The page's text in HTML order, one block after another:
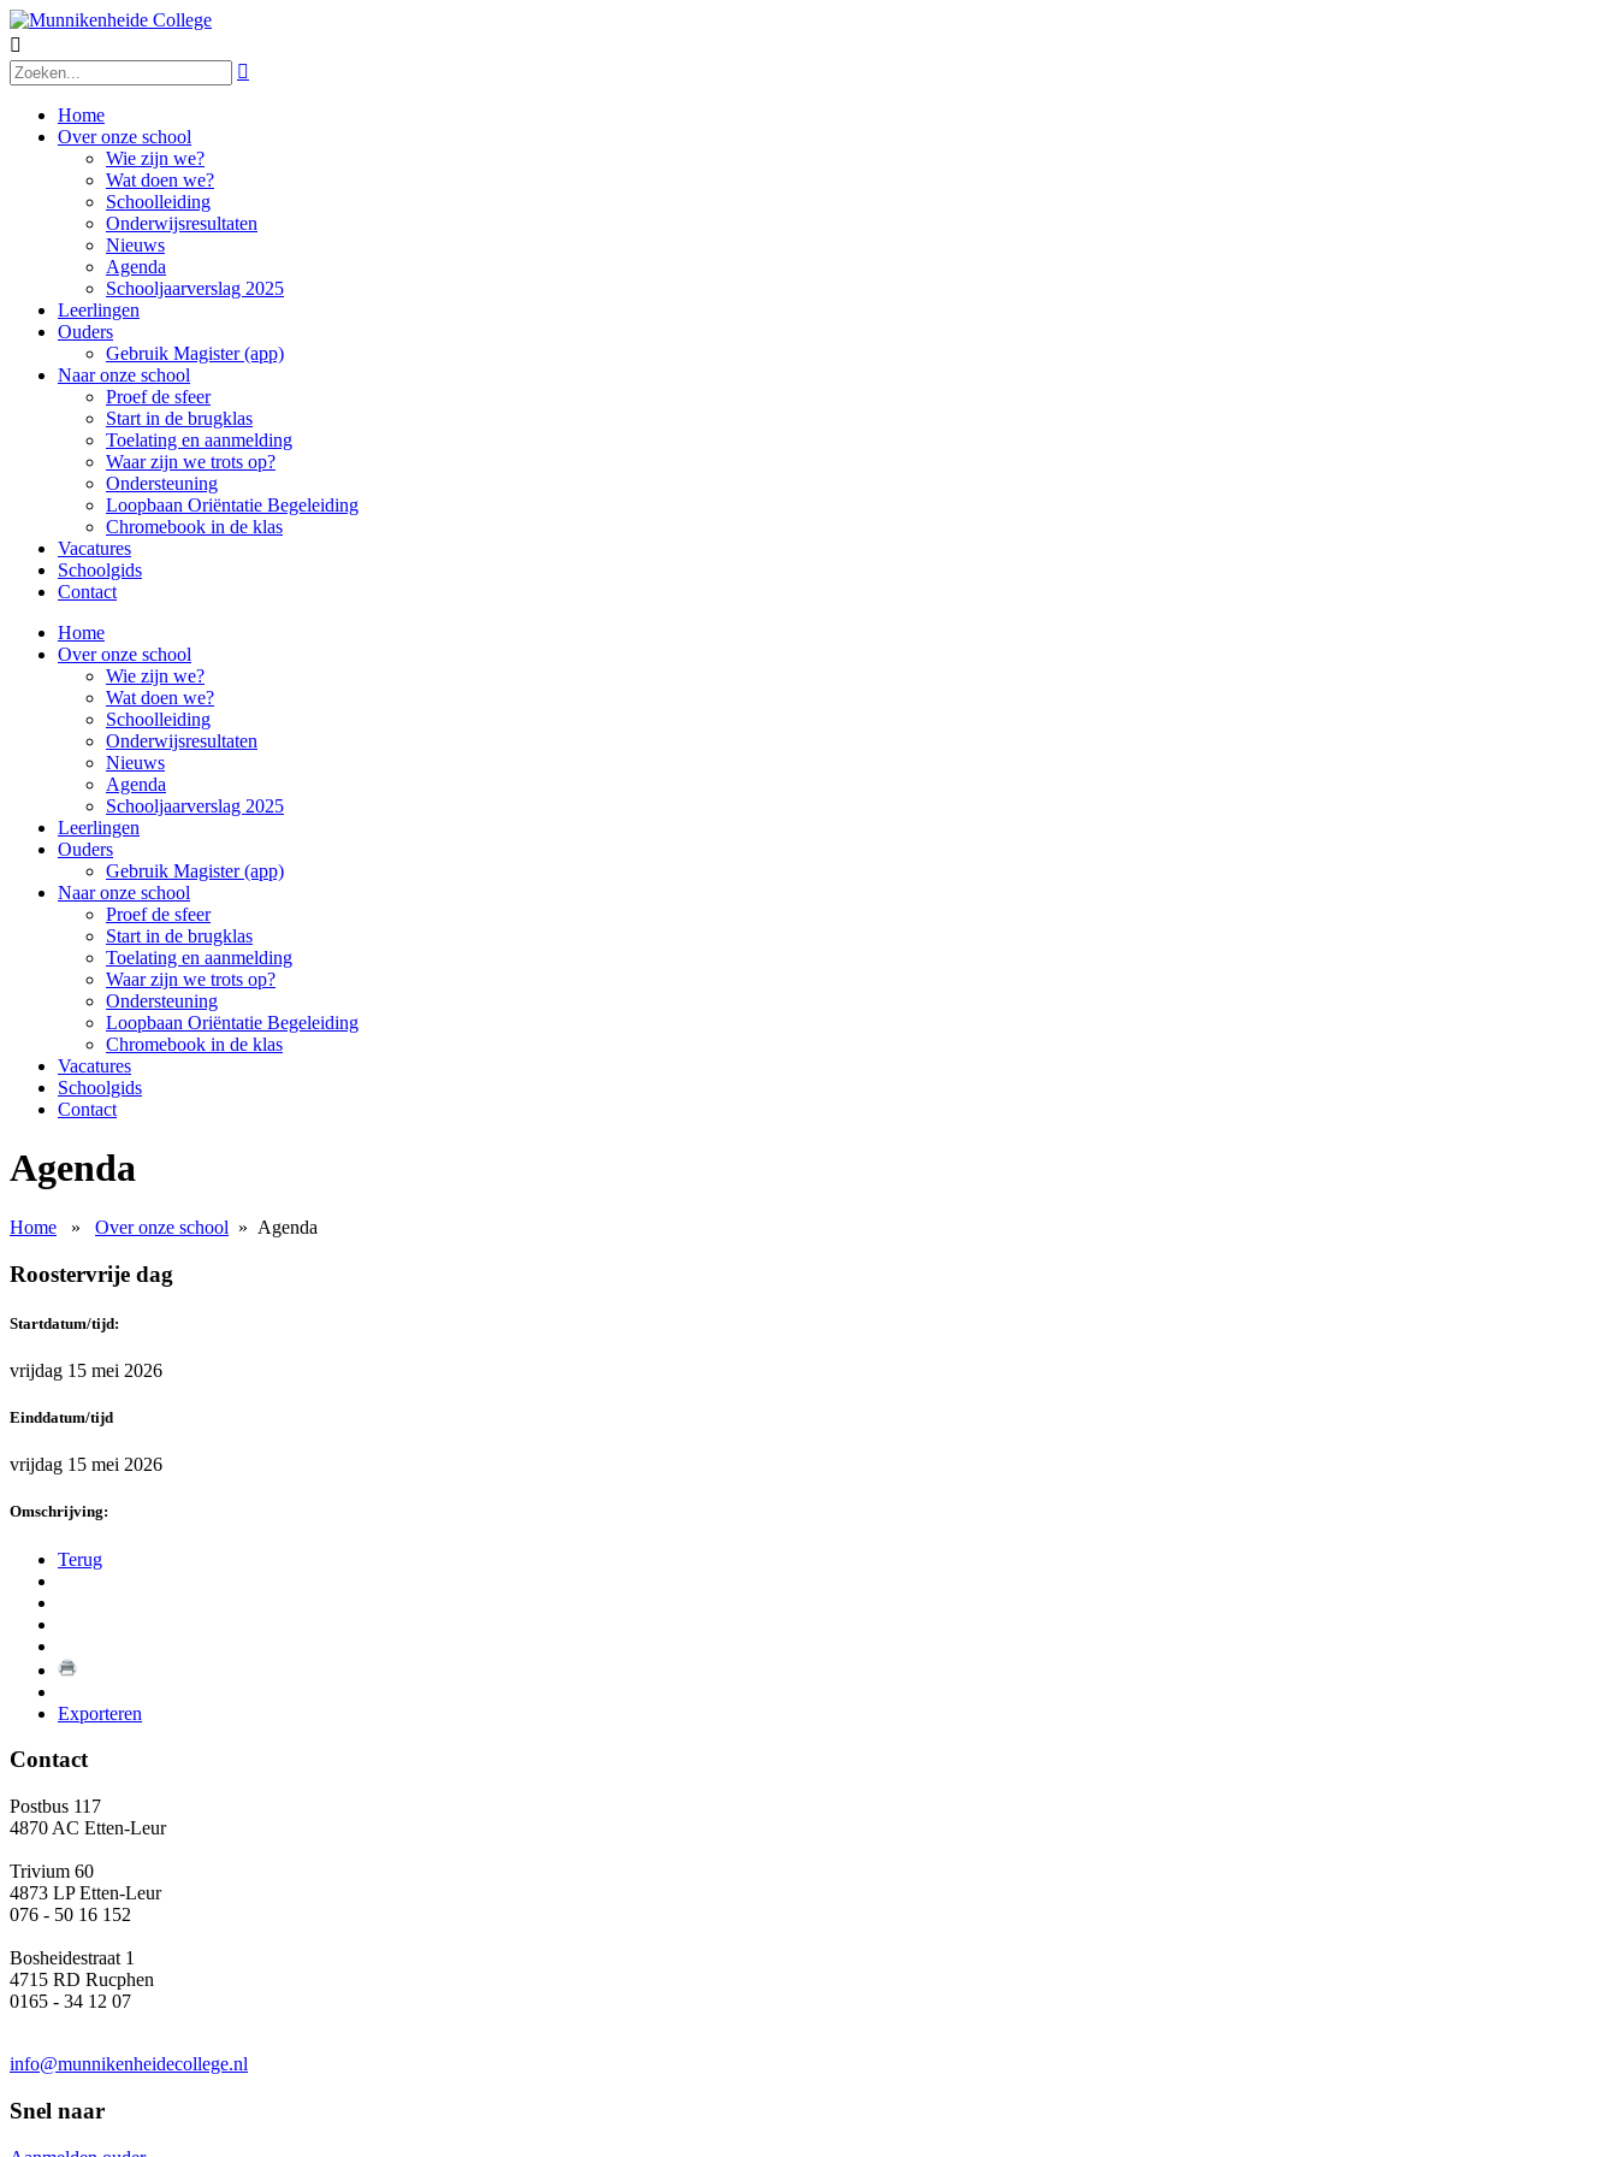


Home
Over onze school
Wie zijn we?
Wat doen we?
Schoolleiding
Onderwijsresultaten
Nieuws
Agenda
Schooljaarverslag 2025
Leerlingen
Ouders
Gebruik Magister (app)
Naar onze school
Proef de sfeer
Start in de brugklas
Toelating en aanmelding
Waar zijn we trots op?
Ondersteuning
Loopbaan Oriëntatie Begeleiding
Chromebook in de klas
Vacatures
Schoolgids
Contact
Home
Over onze school
Wie zijn we?
Wat doen we?
Schoolleiding
Onderwijsresultaten
Nieuws
Agenda
Schooljaarverslag 2025
Leerlingen
Ouders
Gebruik Magister (app)
Naar onze school
Proef de sfeer
Start in de brugklas
Toelating en aanmelding
Waar zijn we trots op?
Ondersteuning
Loopbaan Oriëntatie Begeleiding
Chromebook in de klas
Vacatures
Schoolgids
Contact
Agenda
Home » Over onze school » Agenda
Roostervrije dag
Startdatum/tijd:
vrijdag 15 mei 2026
Einddatum/tijd
vrijdag 15 mei 2026
Omschrijving:
Terug
Exporteren
Contact
Postbus 117
4870 AC Etten-Leur
Trivium 60
4873 LP Etten-Leur
076 - 50 16 152
Bosheidestraat 1
4715 RD Rucphen
0165 - 34 12 07
info@munnikenheidecollege.nl
Snel naar